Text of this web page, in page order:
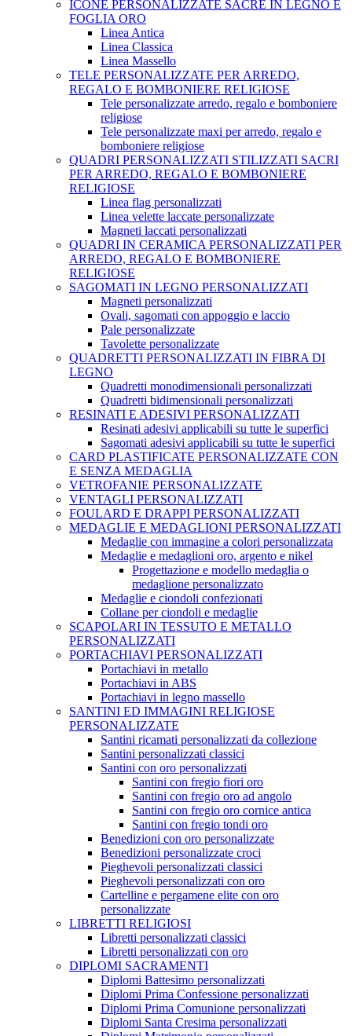
ICONE PERSONALIZZATE SACRE IN LEGNO E
FOGLIA ORO
Linea Antica
Linea Classica
Linea Massello
TELE PERSONALIZZATE PER ARREDO,
REGALO E BOMBONIERE RELIGIOSE
Tele personalizzate arredo, regalo e bomboniere
religiose
Tele personalizzate maxi per arredo, regalo e
bomboniere religiose
QUADRI PERSONALIZZATI STILIZZATI SACRI
PER ARREDO, REGALO E BOMBONIERE
RELIGIOSE
Linea flag personalizzati
Linea velette laccate personalizzate
Magneti laccati personalizzati
QUADRI IN CERAMICA PERSONALIZZATI PER
ARREDO, REGALO E BOMBONIERE
RELIGIOSE
SAGOMATI IN LEGNO PERSONALIZZATI
Magneti personalizzati
Ovali, sagomati con appoggio e laccio
Pale personalizzate
Tavolette personalizzate
QUADRETTI PERSONALIZZATI IN FIBRA DI
LEGNO
Quadretti monodimensionali personalizzati
Quadretti bidimensionali personalizzati
RESINATI E ADESIVI PERSONALIZZATI
Resinati adesivi applicabili su tutte le superfici
Sagomati adesivi applicabili su tutte le superfici
CARD PLASTIFICATE PERSONALIZZATE CON
E SENZA MEDAGLIA
VETROFANIE PERSONALIZZATE
VENTAGLI PERSONALIZZATI
FOULARD E DRAPPI PERSONALIZZATI
MEDAGLIE E MEDAGLIONI PERSONALIZZATI
Medaglie con immagine a colori personalizzata
Medaglie e medaglioni oro, argento e nikel
Progettazione e modello medaglia o
medaglione personalizzato
Medaglie e ciondoli confezionati
Collane per ciondoli e medaglie
SCAPOLARI IN TESSUTO E METALLO
PERSONALIZZATI
PORTACHIAVI PERSONALIZZATI
Portachiavi in metallo
Portachiavi in ABS
Portachiavi in legno massello
SANTINI ED IMMAGINI RELIGIOSE
PERSONALIZZATE
Santini ricamati personalizzati da collezione
Santini personalizzati classici
Santini con oro personalizzati
Santini con fregio fiori oro
Santini con fregio oro ad angolo
Santini con fregio oro cornice antica
Santini con fregio tondi oro
Benedizioni con oro personalizzate
Benedizioni personalizzate croci
Pieghevoli personalizzati classici
Pieghevoli personalizzati con oro
Cartelline e pergamene elite con oro
personalizzate
LIBRETTI RELIGIOSI
Libretti personalizzati classici
Libretti personalizzati con oro
DIPLOMI SACRAMENTI
Diplomi Battesimo personalizzati
Diplomi Prima Confessione personalizzati
Diplomi Prima Comunione personalizzati
Diplomi Santa Cresima personalizzati